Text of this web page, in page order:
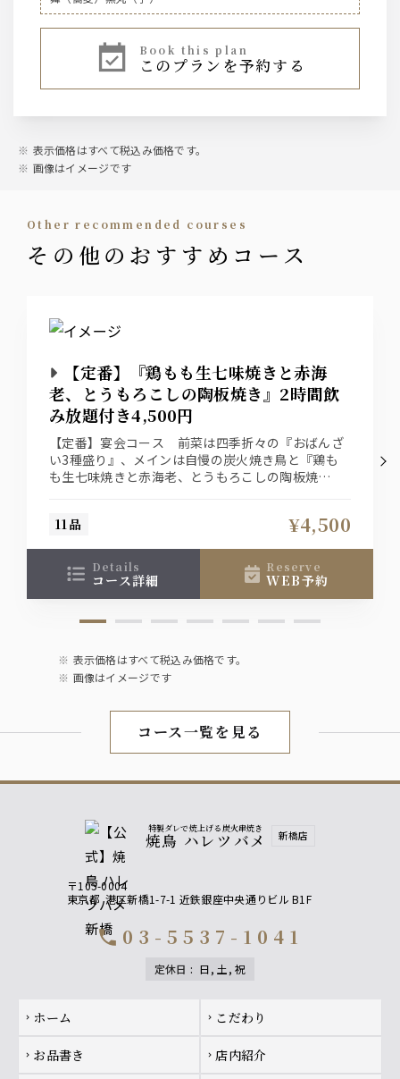
【ハイボール】
焼酎ハイボール
ジムビーム
ー、抹茶ハイ、ウーロンハイ
翠ジンソーダ
カシスソーダ、カシスウーロン、カシスオレンジ
日本酒
聖泉 からくち（千葉県 和蔵酒造）【冷酒・熱燗】
焼酎
サントリー 本格焼酎 大隅【芋】
ワイン
タヴェルネッロ【赤・白】
梅酒
ソフトドリンク
烏龍茶【冷・温】、りんごジュース
ジンジャーエール、ペプシコーラ
【焼酎】 神楽の舞（蕎麦）、 黒丸（芋）
【サワー】特上レモンサワー を含む飲み放題にグレード
アップできます！
【プレミアム飲み放題】果実酒
山崎蒸留所 蔵樽仕上げ梅酒
柚子酒
神楽の舞（蕎麦）、黒丸（芋）
【プレミアム飲み放題】サワー
book this plan
このプランを予約する
表示価格はすべて税込み価格です。
画像はイメージです
other recommended courses
その他のおすすめコース
【定番】『鶏もも生七味焼きと赤海
老、とうもろこしの陶板焼き』2時間飲
み放題付き4,500円
【定番】宴会コース 前菜は四季折々の『おばんざ
い3種盛り』、メインは自慢の炭火焼き鳥と『鶏も
も生七味焼きと赤海老、とうもろこしの陶板焼
11品 ¥4,500
details
コース詳細
reserve
WEB予約
表示価格はすべて税込み価格です。
画像はイメージです
コース一覧を見る
特製ダレで焼上げる炭火串焼き
焼鳥 ハレツバメ 新橋店
〒105-0004
東京都 港区新橋1-7-1 近鉄銀座中央通りビル B1F
call 03-5537-1041
定休日 : 日, 土, 祝
Footer navigation
chevron_right ホーム chevron_right こだわり
chevron_right お品書き chevron_right 店内紹介